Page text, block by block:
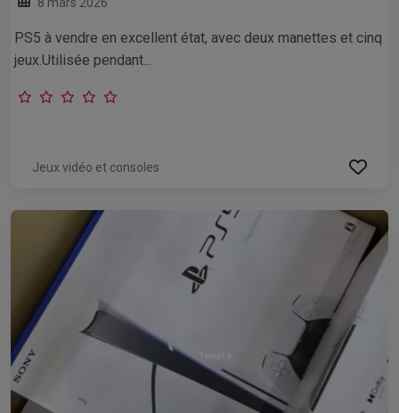
8 mars 2026
PS5 à vendre en excellent état, avec deux manettes et cinq
jeux.Utilisée pendant...
Jeux vidéo et consoles